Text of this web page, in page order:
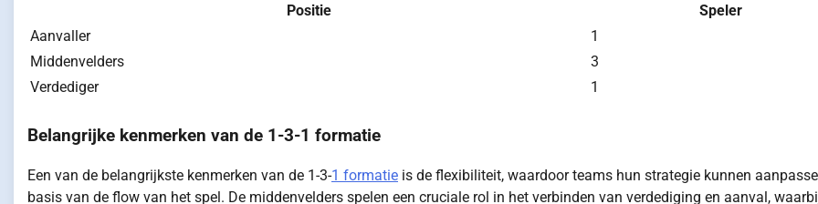
Positie
Speler
Aanvaller
1
Middenvelders
3
Verdediger
1
Belangrijke kenmerken van de 1-3-1 formatie
Een van de belangrijkste kenmerken van de 1-3-1 formatie is de flexibiliteit, waardoor teams hun strategie kunnen
basis van de flow van het spel. De middenvelders spelen een cruciale rol in het verbinden van verdediging en aanval,